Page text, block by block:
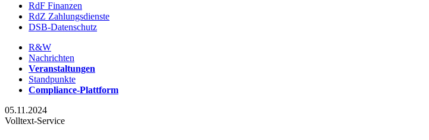
RdF Finanzen
RdZ Zahlungsdienste
DSB-Datenschutz
R&W
Nachrichten
Veranstaltungen
Standpunkte
Compliance-Plattform
05.11.2024
Volltext-Service